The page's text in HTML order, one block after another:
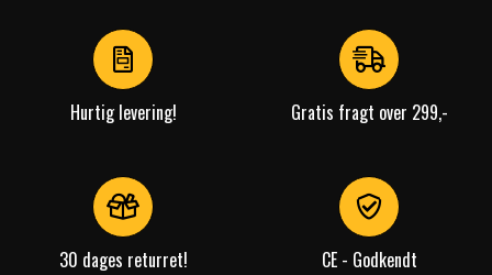
Hurtig levering! Gratis fragt over 299,-
30 dages returret! CE - Godkendt